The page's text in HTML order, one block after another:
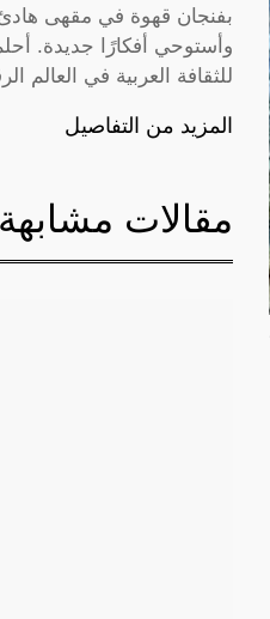
بفنجان قهوة في مقهى هادئ
وأستوحي أفكارًا جديدة.
للثقافة العربية في العالم
المزيد من التفاصيل
مقالات مشابهة